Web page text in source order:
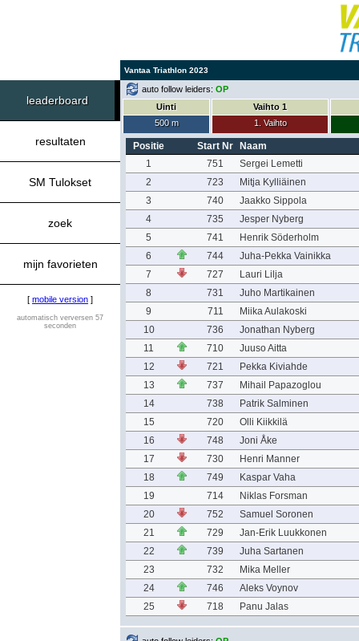
Vantaa Triathlon 2023
leaderboard
resultaten
SM Tulokset
zoek
mijn favorieten
[ mobile version ]
automatisch verversen 57
seconden
auto follow leiders: OP
Uinti
500 m
Vaihto 1
1. Vaihto
Positie Start Nr
Naam
1
751
Sergei Lemetti
2
723
Mitja Kylliäinen
3
740
Jaakko Sippola
4
735
Jesper Nyberg
5
741
Henrik Söderholm
6
744
Juha-Pekka Vainikka
7
727
Lauri Lilja
8
731
Juho Martikainen
9
711
Miika Aulakoski
10
736
Jonathan Nyberg
11
710
Juuso Aitta
12
721
Pekka Kiviahde
13
737
Mihail Papazoglou
14
738
Patrik Salminen
15
720
Olli Kiikkilä
16
748
Joni Åke
17
730
Henri Manner
18
749
Kaspar Vaha
19
714
Niklas Forsman
20
752
Samuel Soronen
21
729
Jan-Erik Luukkonen
22
739
Juha Sartanen
23
732
Mika Meller
24
746
Aleks Voynov
25
718 Panu Jalas